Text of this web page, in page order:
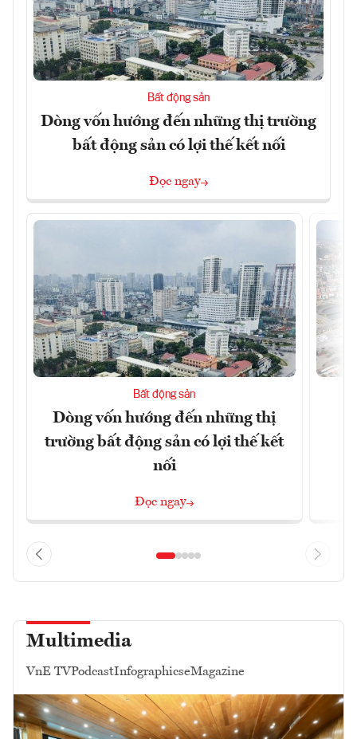
Bất động sản
Dòng vốn hướng đến những thị trường
bất động sản có lợi thế kết nối
Đọc ngay
Bất động sản
Dòng vốn hướng đến những thị
trường bất động sản có lợi thế kết
nối
Đọc ngay
Multimedia
VnE TVPodcastInfographicseMagazine